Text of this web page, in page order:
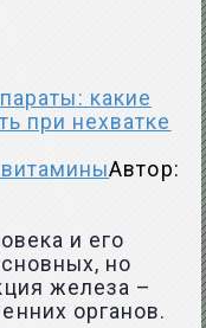
какие
при нехватке
Автор:
и его
но
железа –
органов.